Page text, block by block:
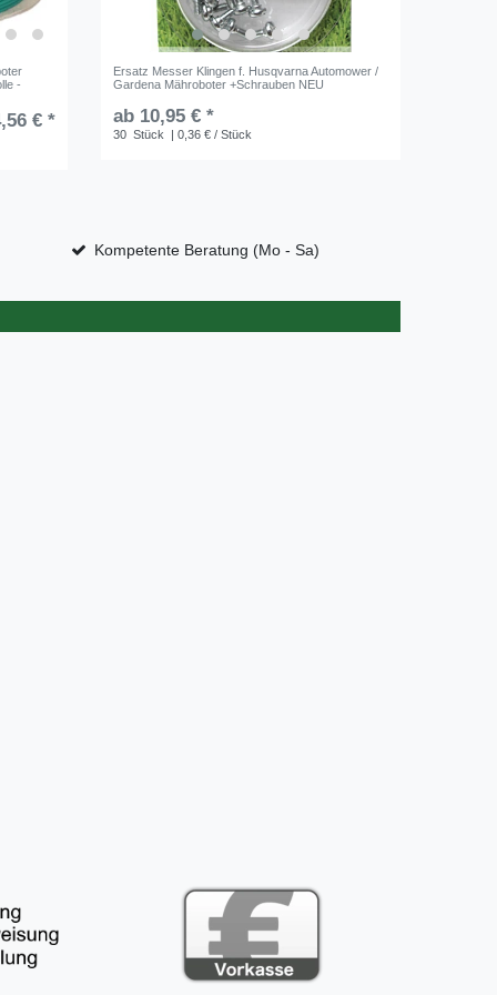
-
€ *
Ersatz Messer Klingen f. Husqvarna Automower /
Gardena Mähroboter +Schrauben NEU
ab 10,95 € *
30 Stück | 0,36 € / Stück
Kompetente Beratung (Mo - Sa)